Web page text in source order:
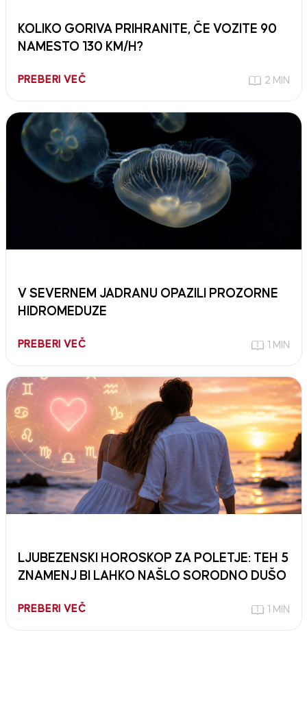
KOLIKO GORIVA PRIHRANITE, ČE VOZITE 90
NAMESTO 130 KM/H?
PREBERI VEČ 2 MIN
V SEVERNEM JADRANU OPAZILI PROZORNE
HIDROMEDUZE
PREBERI VEČ 1 MIN
LJUBEZENSKI HOROSKOP ZA POLETJE: TEH 5
ZNAMENJ BI LAHKO NAŠLO SORODNO DUŠO
PREBERI VEČ 1 MIN